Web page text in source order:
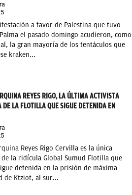
a favor de Palestina que tuvo
el pasado domingo acudieron, como
la gran mayoría de los tentáculos que
kraken...
REYES RIGO, LA ÚLTIMA ACTIVISTA
DE LA FLOTILLA QUE SIGUE DETENIDA EN
Reyes Rigo Cervilla es la única
de la ridícula Global Sumud Flotilla que
detenida en la prisión de máxima
de Ktziot, al sur...